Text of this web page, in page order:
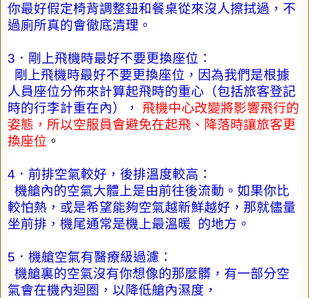
你最好假定椅背調整鈕和餐桌從來沒人擦拭過，不
過廁所真的會徹底清理。
3 ．剛上飛機時最好不要更換座位：
剛上飛機時最好不要更換座位，因為我們是根據
人員座位分佈來計算起飛時的重心（包括旅客登記
時的行李計重在內），
飛機中心改變將影響飛行的
姿態，所以空服員會避免在起飛、降落時讓旅客更
換座位 。
4 ．前排空氣較好，後排溫度較高：
機艙內的空氣大體上是由前往後流動。如果你比
較怕熱，或是希望能夠空氣越新鮮越好，那就儘量
坐前排，機尾通常是機上最溫暖 的地方。
5 ．機艙空氣有醫療級過濾：
機艙裏的空氣沒有你想像的那麼髒，有一部分空
氣會在機內迴圈，以降低艙內濕度，